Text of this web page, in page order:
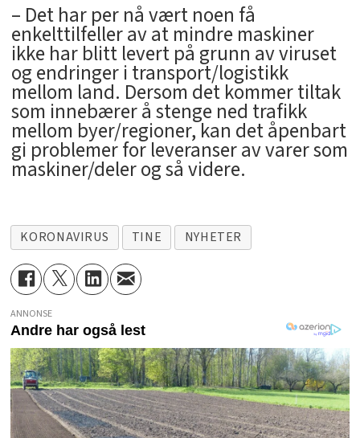
– Det har per nå vært noen få
enkelttilfeller av at mindre maskiner
ikke har blitt levert på grunn av viruset
og endringer i transport/logistikk
mellom land. Dersom det kommer tiltak
som innebærer å stenge ned trafikk
mellom byer/regioner, kan det åpenbart
gi problemer for leveranser av varer som
maskiner/deler og så videre.
KORONAVIRUS TINE NYHETER
ANNONSE